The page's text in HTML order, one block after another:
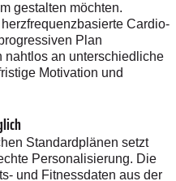
gestalten möchten.
Cardio-
Plan
nahtlos an unterschiedliche
Motivation und
Standardplänen setzt
Personalisierung. Die
und Fitnessdaten aus der